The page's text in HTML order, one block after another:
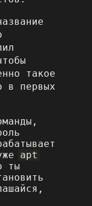
такое
в первых
apt
ты